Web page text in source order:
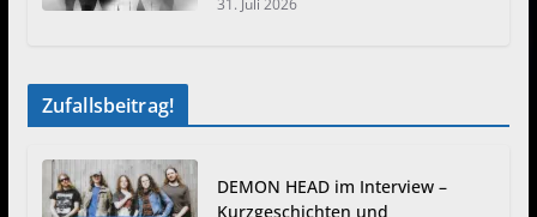
31. Juli 2026
Zufallsbeitrag!
DEMON HEAD im Interview –
Kurzgeschichten und